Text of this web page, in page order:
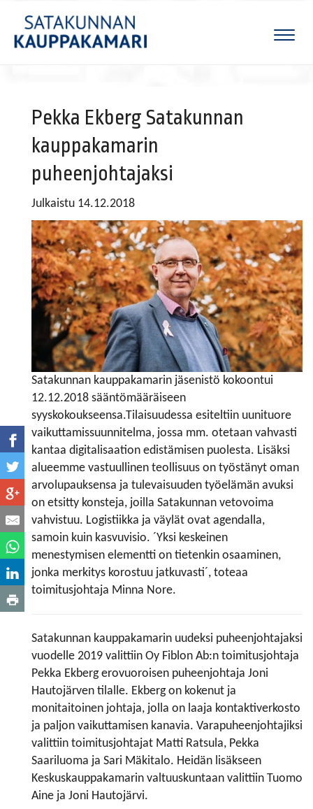
Pekka Ekberg Satakunnan
kauppakamarin
puheenjohtajaksi
Julkaistu 14.12.2018
Satakunnan kauppakamarin jäsenistö kokoontui
12.12.2018 sääntömääräiseen
syyskokoukseensa.Tilaisuudessa esiteltiin uunituore
vaikuttamissuunnitelma, jossa mm. otetaan vahvasti
kantaa digitalisaation edistämisen puolesta. Lisäksi
alueemme vastuullinen teollisuus on työstänyt oman
arvolupauksensa ja tulevaisuuden työelämän avuksi
on etsitty konsteja, joilla Satakunnan vetovoima
vahvistuu. Logistiikka ja väylät ovat agendalla,
samoin kuin kasvuvisio. ´Yksi keskeinen
menestymisen elementti on tietenkin osaaminen,
jonka merkitys korostuu jatkuvasti´, toteaa
toimitusjohtaja Minna Nore.
Satakunnan kauppakamarin uudeksi puheenjohtajaksi
vuodelle 2019 valittiin Oy Fiblon Ab:n toimitusjohtaja
Pekka Ekberg erovuoroisen puheenjohtaja Joni
Hautojärven tilalle. Ekberg on kokenut ja
monitaitoinen johtaja, jolla on laaja kontaktiverkosto
ja paljon vaikuttamisen kanavia. Varapuheenjohtajiksi
valittiin toimitusjohtajat Matti Ratsula, Pekka
Saariluoma ja Sari Mäkitalo. Heidän lisäkseen
Keskuskauppakamarin valtuuskuntaan valittiin Tuomo
Aine ja Joni Hautojärvi.